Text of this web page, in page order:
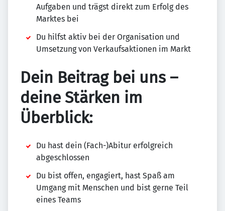
Aufgaben und trägst direkt zum Erfolg des
Marktes bei
Du hilfst aktiv bei der Organisation und
Umsetzung von Verkaufsaktionen im Markt
Dein Beitrag bei uns –
deine Stärken im
Überblick:
Du hast dein (Fach-)Abitur erfolgreich
abgeschlossen
Du bist offen, engagiert, hast Spaß am
Umgang mit Menschen und bist gerne Teil
eines Teams